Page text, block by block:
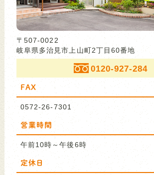
〒507-0022
岐阜県多治見市上山町2丁目60番地
0120-927-284
FAX
0572-26-7301
営業時間
午前10時～午後6時
定休日